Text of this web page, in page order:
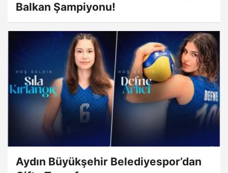
Balkan Şampiyonu!
Aydın Büyükşehir Belediyespor’dan